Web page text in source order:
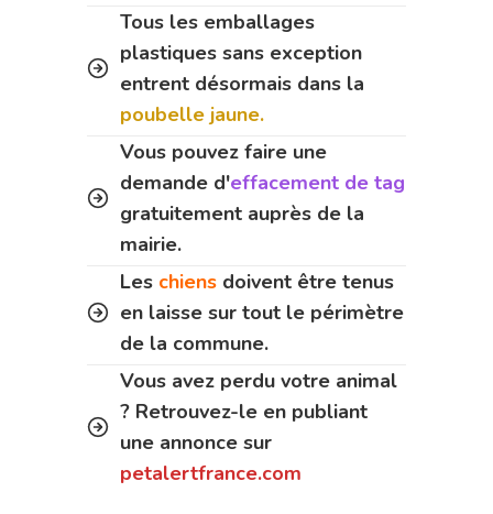
Tous les emballages
plastiques sans exception
entrent désormais dans la
poubelle jaune.
Vous pouvez faire une
demande d'effacement de tag
gratuitement auprès de la
mairie.
Les chiens doivent être tenus
en laisse sur tout le périmètre
de la commune.
Vous avez perdu votre animal
? Retrouvez-le en publiant
une annonce sur
petalertfrance.com